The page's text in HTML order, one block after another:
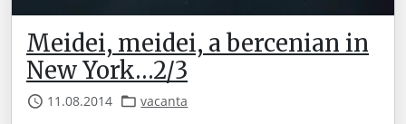
Meidei, meidei, a bercenian in
New York…2/3
11.08.2014 vacanta